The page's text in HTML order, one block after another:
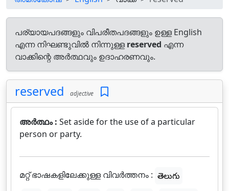
പര്യായപദങ്ങളും വിപരീതപദങ്ങളും ഉള്ള English
എന്ന നിഘണ്ടുവിൽ നിന്നുള്ള reserved എന്ന
വാക്കിന്റെ അർത്ഥവും ഉദാഹരണവും.
reserved adjective
അർത്ഥം : Set aside for the use of a particular
person or party.
മറ്റ് ഭാഷകളിലേക്കുള്ള വിവർത്തനം : తెలుగు